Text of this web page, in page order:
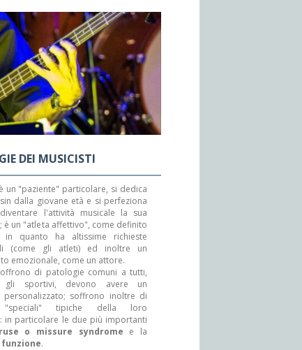
DEI MUSICISTI
un "paziente" particolare, si dedica
dalla giovane età e si perfeziona
l'attività musicale la sua
è un "atleta affettivo", come definito
in quanto ha altissime richieste
(come gli atleti) ed inoltre un
emozionale, come un attore.
di patologie comuni a tutti,
gli sportivi, devono avere un
personalizzato; soffrono inoltre di
"speciali" tipiche della loro
in particolare le due più importanti
o missure syndrome e la
.